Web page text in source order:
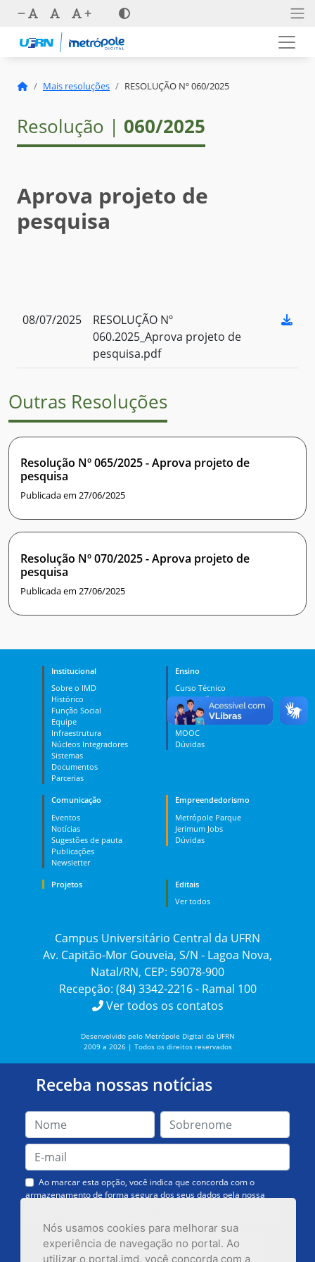
Nós usamos cookies para melhorar sua
experiência de navegação no portal. Ao
utilizar o portal.imd, você concorda com a
Mais resoluções RESOLUÇÃO Nº 060/2025
Resolução | 060/2025
Aprova projeto de
pesquisa
08/07/2025
RESOLUÇÃO Nº
060.2025_Aprova projeto de
pesquisa.pdf
Outras Resoluções
Resolução Nº 065/2025 - Aprova projeto de
pesquisa
Publicada em 27/06/2025
Resolução Nº 070/2025 - Aprova projeto de
pesquisa
Publicada em 27/06/2025
Institucional
Sobre o IMD
Histórico
Função Social
Equipe
Infraestrutura
Núcleos Integradores
Sistemas
Documentos
Parcerias
Ensino
Curso Técnico
Graduação
Pós-graduação
PES
MOOC
Dúvidas
Comunicação
Eventos
Notícias
Sugestões de pauta
Publicações
Newsletter
Empreendedorismo
Metrópole Parque
Jerimum Jobs
Dúvidas
Projetos
Editais
Ver todos
Campus Universitário Central da UFRN
Av. Capitão-Mor Gouveia, S/N - Lagoa Nova,
Natal/RN, CEP: 59078-900
Recepção: (84) 3342-2216 - Ramal 100
Ver todos os contatos
Desenvolvido pelo Metrópole Digital da UFRN
2009 a 2026 | Todos os direitos reservados
Receba nossas notícias
Ao marcar esta opção, você indica que concorda com o
armazenamento de forma segura dos seus dados pela nossa